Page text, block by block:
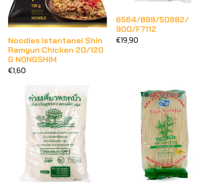
Noodles istantanei Shin
Ramyun Chicken 20/120
G NONGSHIM
€1,60
6564/899/50882/
900/F7112
€19,90